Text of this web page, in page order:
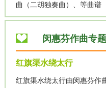
曲（二胡独奏曲）、等曲谱
闵惠芬作曲专题
红旗渠水绕太行
红旗渠水绕太行由闵惠芬作